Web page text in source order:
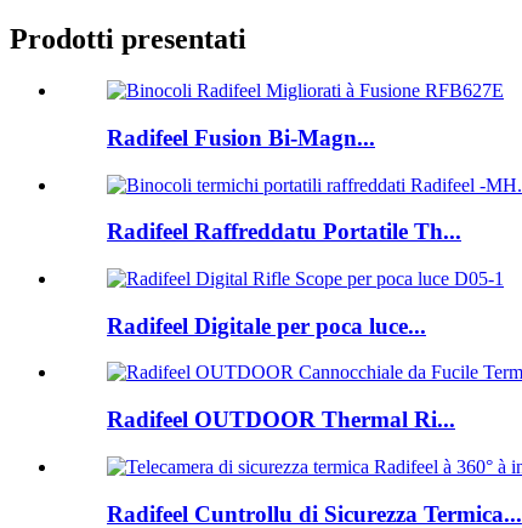
Prodotti presentati
Radifeel Fusion Bi-Magn...
Radifeel Raffreddatu Portatile Th...
Radifeel Digitale per poca luce...
Radifeel OUTDOOR Thermal Ri...
Radifeel Cuntrollu di Sicurezza Termica...